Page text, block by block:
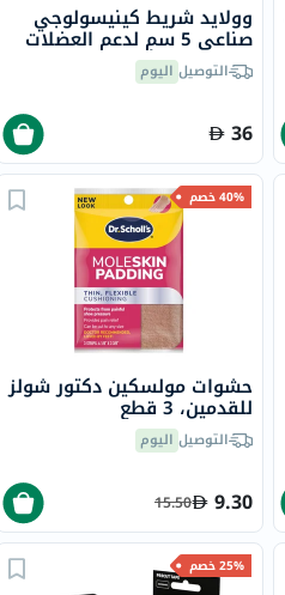
وولايد شريط كينيسولوجي
صناعي 5 سم لدعم العضلات
والمفاصل - ألوان متنوعة،
حزمة من 1
التوصيل اليوم
36
40% خصم
حشوات مولسكين دكتور شولز
للقدمين، 3 قطع
التوصيل اليوم
9.30
15.50
25% خصم